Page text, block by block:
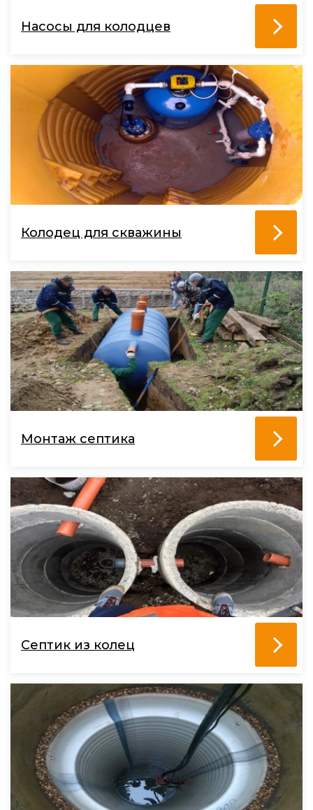
Насосы для колодцев
Колодец для скважины
Монтаж септика
Септик из колец